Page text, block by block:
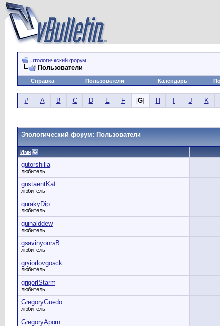
Этологический форум
Пользователи
Справка Пользователи Календарь
# A B C D E F [G] H J K
Этологический форум: Пользователи
Имя
gutorshilia
любитель
gustaentKaf
любитель
gurakyDip
любитель
guinalddew
любитель
gsavinyonraB
любитель
gryiorlovgoack
любитель
grigorlStarm
любитель
GregoryGuedo
любитель
GregoryAporn